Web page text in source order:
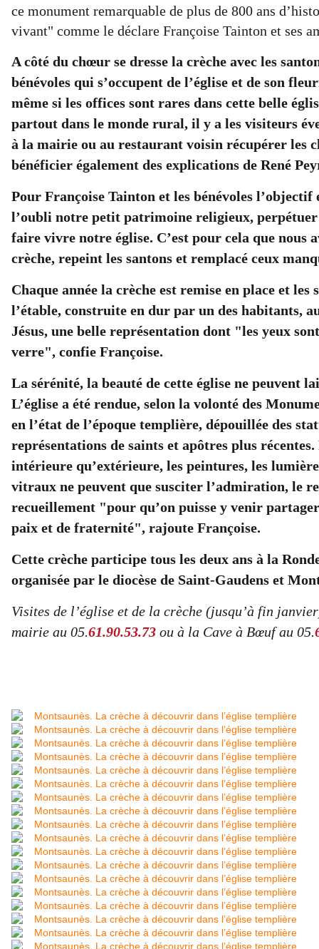
ce monument remarquable de plus de 800 ans
vivant" comme le déclare Françoise Tainton et ses
A côté du chœur se dresse la crèche avec les
bénévoles qui s’occupent de l’église et de son
même si les offices sont rares dans cette belle
partout dans le monde rural, il y a les visiteurs
à la mairie ou au restaurant voisin récupérer les
bénéficier également des explications de René
Pour Françoise Tainton et les bénévoles l’objectif
l’oubli notre petit patrimoine religieux,
faire vivre notre église. C’est pour cela que nous
crèche, repeint les santons et remplacé ceux
Chaque année la crèche est remise en place et
l’étable, construite en dur par un des habitants,
Jésus, une belle représentation dont "les yeux
verre", confie Françoise.
La sérénité, la beauté de cette église ne peuvent
L’église a été rendue, selon la volonté des
en l’état de l’époque templière, dépouillée des
représentations de saints et apôtres plus
intérieure qu’extérieure, les peintures, les
vitraux ne peuvent que susciter l’admiration, le
recueillement "pour qu’on puisse y venir
paix et de fraternité", rajoute Françoise.
Cette crèche participe tous les deux ans à la
organisée par le diocèse de Saint-Gaudens et
Visites de l’église et de la crèche (jusqu’à fin
mairie au 05.61.90.53.73 ou à la Cave à Bœuf au 05.